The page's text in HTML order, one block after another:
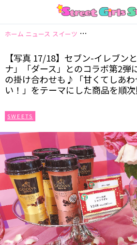
ホーム ニュース スイーツ 【写真 17/18】セ
【写真 17/18】セブン-イレブン
ナ」「ダース」とのコラボ第2弾
の掛け合わせも♪「甘くてしあ
い！」をテーマにした商品を順
SWEETS